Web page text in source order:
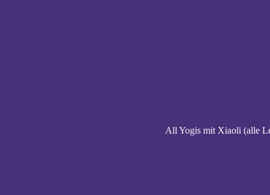
All Yogis mit Xiaoli (alle